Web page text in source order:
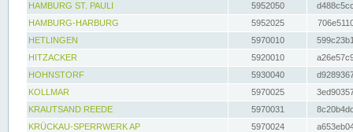
HAMBURG ST. PAULI
5952050
HAMBURG-HARBURG
5952025
HETLINGEN
5970010
HITZACKER
5920010
HOHNSTORF
5930040
KOLLMAR
5970025
KRAUTSAND REEDE
5970031
KRÜCKAU-SPERRWERK AP
5970024